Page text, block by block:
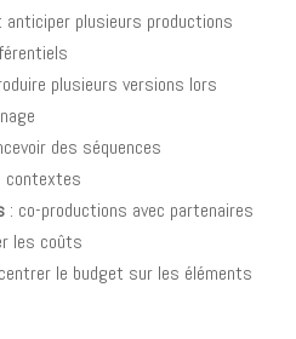
plusieurs productions
plusieurs versions lors
des séquences
contextes
: co-productions avec partenaires
les coûts
le budget sur les éléments